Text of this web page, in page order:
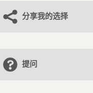
分享我的选择
提问